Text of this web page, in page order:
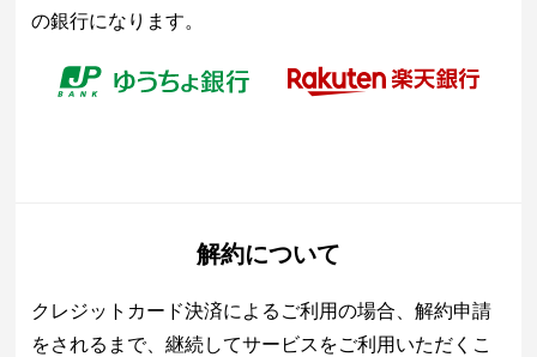
の銀行になります。
解約について
クレジットカード決済によるご利用の場合、解約申請
をされるまで、継続してサービスをご利用いただくこ